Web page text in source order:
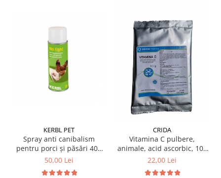
KERBL PET
Spray anti canibalism
pentru porci și păsări 400
ml
50,00 Lei
CRIDA
Vitamina C pulbere,
animale, acid ascorbic, 100
gr
22,00 Lei